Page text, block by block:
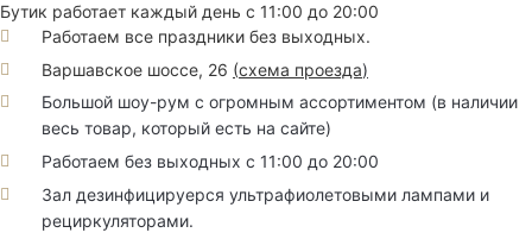
Бутик работает каждый день с 11:00 до 20:00
Работаем все праздники без выходных.
Варшавское шоссе, 26 (схема проезда)
Большой шоу-рум с огромным ассортиментом (в наличии
весь товар, который есть на сайте)
Работаем без выходных с 11:00 до 20:00
Зал дезинфицируерся ультрафиолетовыми лампами и
рециркуляторами.